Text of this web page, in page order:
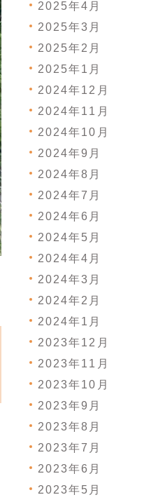
2025年4月
2025年3月
2025年2月
2025年1月
2024年12月
2024年11月
2024年10月
2024年9月
2024年8月
2024年7月
2024年6月
2024年5月
2024年4月
2024年3月
2024年2月
2024年1月
2023年12月
2023年11月
2023年10月
2023年9月
2023年8月
2023年7月
2023年6月
2023年5月